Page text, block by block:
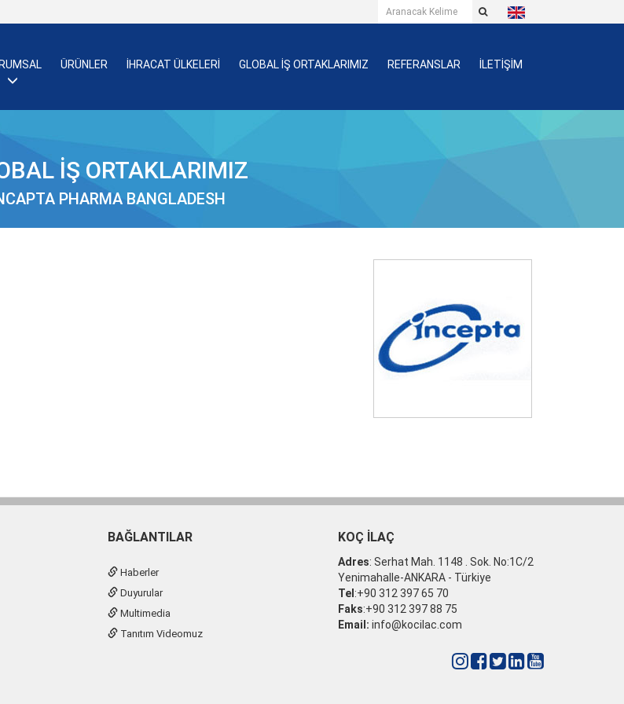
ÜRÜNLER İHRACAT ÜLKELERİ GLOBAL İŞ ORTAKLARIMIZ REFERANSLAR İLETİŞİM
İŞ ORTAKLARIMIZ
PHARMA BANGLADESH
BAĞLANTILAR
Haberler
Duyurular
Multimedia
Tanıtım Videomuz
KOÇ İLAÇ
Adres: Serhat Mah. 1148 . Sok. No:1C/2
Yenimahalle-ANKARA - Türkiye
Tel :+90 312 397 65 70
Faks:+90 312 397 88 75
Email: info@kocilac.com